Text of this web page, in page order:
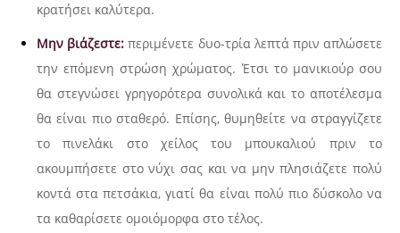
κρατήσει καλύτερα.
Μην βιάζεστε: περιμένετε δυο-τρία λεπτά πριν απλώσετε
την επόμενη στρώση χρώματος. Έτσι το μανικιούρ σου
θα στεγνώσει γρηγορότερα συνολικά και το αποτέλεσμα
θα είναι πιο σταθερό. Επίσης, θυμηθείτε να στραγγίζετε
το πινελάκι στο χείλος του μπουκαλιού πριν το
ακουμπήσετε στο νύχι σας και να μην πλησιάζετε πολύ
κοντά στα πετσάκια, γιατί θα είναι πολύ πιο δύσκολο να
τα καθαρίσετε ομοιόμορφα στο τέλος.